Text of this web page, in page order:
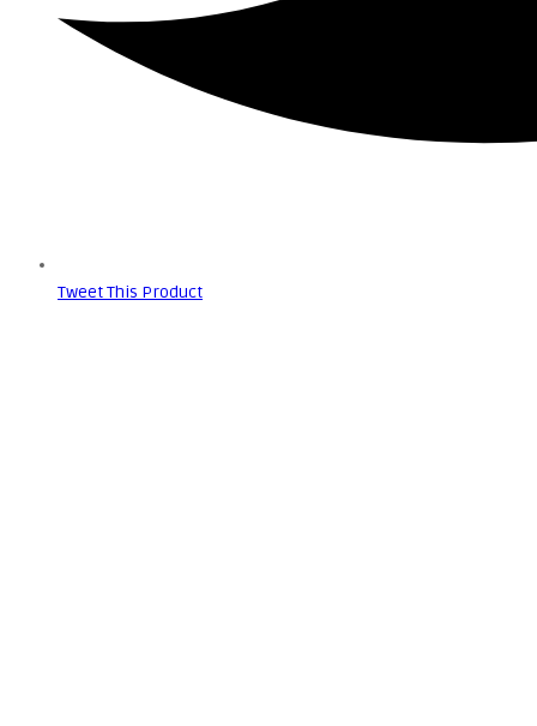
Tweet This Product